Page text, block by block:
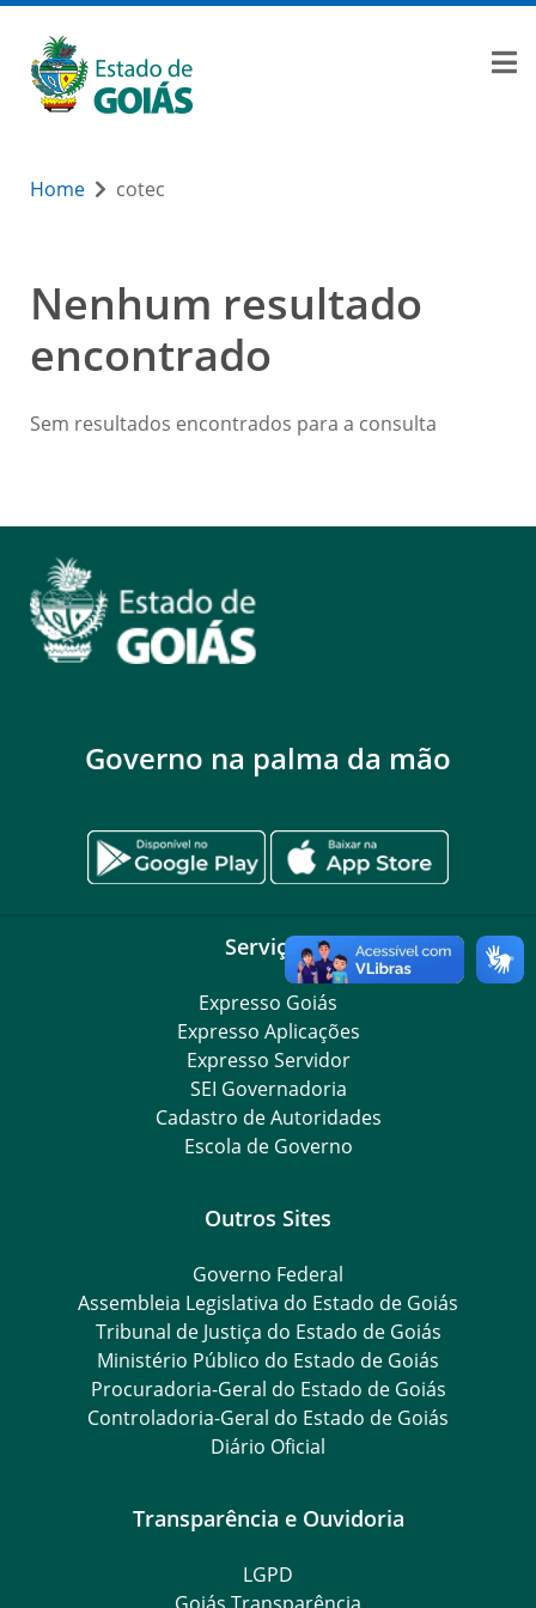
Home cotec
Nenhum resultado
encontrado
Sem resultados encontrados para a consulta
Governo na palma da mão
Serviços
Expresso Goiás
Expresso Aplicações
Expresso Servidor
SEI Governadoria
Cadastro de Autoridades
Escola de Governo
Outros Sites
Governo Federal
Assembleia Legislativa do Estado de Goiás
Tribunal de Justiça do Estado de Goiás
Ministério Público do Estado de Goiás
Procuradoria-Geral do Estado de Goiás
Controladoria-Geral do Estado de Goiás
Diário Oficial
Transparência e Ouvidoria
LGPD